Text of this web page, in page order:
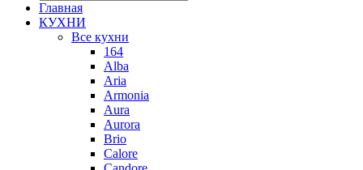
Главная
КУХНИ
Все кухни
164
Alba
Aria
Armonia
Aura
Aurora
Brio
Calore